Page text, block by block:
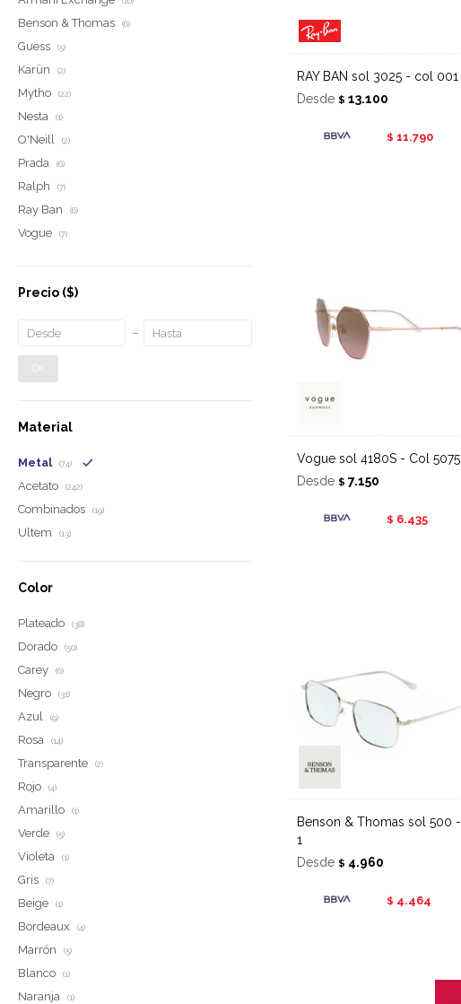
RAY BAN sol 3025 - col 001
Desde $ 13.100
$ 11.790
Vogue sol 4180S - Col 5075
Desde $ 7.150
$ 6.435
Benson & Thomas sol 500 - col
1
Desde $ 4.960
$ 4.464
Benson & Thomas (6)
Guess (5)
Karün (2)
Mytho (22)
Nesta (1)
O'Neill (2)
Prada (6)
Ralph (7)
Ray Ban (6)
Vogue (7)
Precio ($)
Material
Metal (74)
Acetato (242)
Combinados (19)
Ultem (13)
Color
Plateado (38)
Dorado (50)
Carey (6)
Negro (31)
Azul (9)
Rosa (14)
Transparente (2)
Rojo (4)
Amarillo (1)
Verde (5)
Violeta (1)
Gris (7)
Beige (1)
Bordeaux (4)
Marrón (5)
Blanco (1)
Naranja (1)